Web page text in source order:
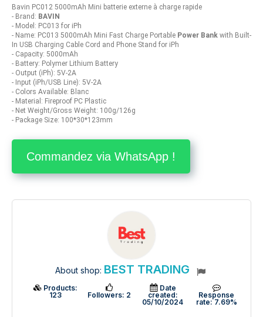
Bavin PC012 5000mAh Mini batterie externe à charge rapide
- Brand: BAVIN
- Model: PC013 for iPh
- Name: PC013 5000mAh Mini Fast Charge Portable Power Bank with Built-
In USB Charging Cable Cord and Phone Stand for iPh
- Capacity: 5000mAh
- Battery: Polymer Lithium Battery
- Output (iPh): 5V-2A
- Input (iPh/USB Line): 5V-2A
- Colors Available: Blanc
- Material: Fireproof PC Plastic
- Net Weight/Gross Weight: 100g/126g
- Package Size: 100*30*123mm
Commandez via WhatsApp !
About shop: BEST TRADING
Products:
123
Followers: 2
Date
created:
05/10/2024
Response
rate:7.69%